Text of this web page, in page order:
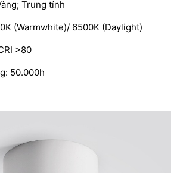
Trung tính
(Warmwhite)/ 6500K (Daylight)
>80
50.000h